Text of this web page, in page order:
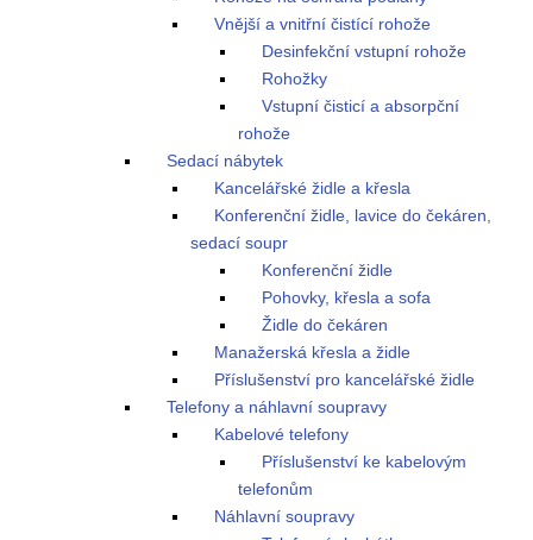
Vnější a vnitřní čistící rohože
Desinfekční vstupní rohože
Rohožky
Vstupní čisticí a absorpční
rohože
Sedací nábytek
Kancelářské židle a křesla
Konferenční židle, lavice do čekáren,
sedací soupr
Konferenční židle
Pohovky, křesla a sofa
Židle do čekáren
Manažerská křesla a židle
Příslušenství pro kancelářské židle
Telefony a náhlavní soupravy
Kabelové telefony
Příslušenství ke kabelovým
telefonům
Náhlavní soupravy